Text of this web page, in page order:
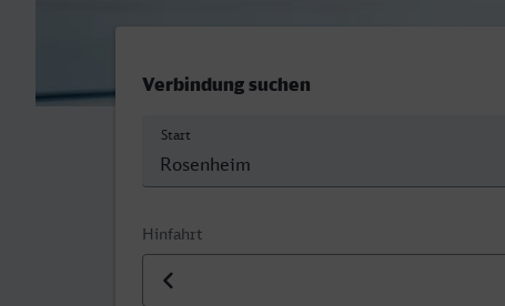
Verbindung suchen
Start
Hinfahrt
Datum der Hinfahrt